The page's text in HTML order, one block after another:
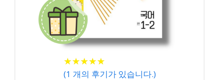
★★★★★
★★★★★
(1 개의 후기가 있습니다.)